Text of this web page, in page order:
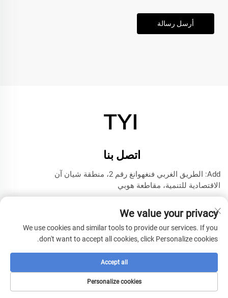
أرسل رسالة
اتصل بنا
Add: الطريق الغربي فنغهوانغ رقم 2، منطقة شيان آن
الاقتصادية للتنمية، مقاطعة هوبي
البريد الإلكتروني:[email protected]
حقوق النسخ © 2025 لشركة شيانينغ TYI للتكنولوجيا النموذجية -
سياسة الخصوصية
We value your privacy
We use cookies and similar tools to provide our services. If you
don't want to accept all cookies, click Personalize cookies.
Personalize cookies
Accept all